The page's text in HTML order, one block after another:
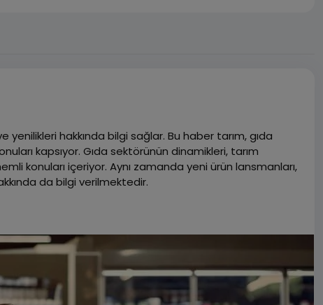
hakkında bilgi sağlar. Bu haber tarım, gıda
kapsıyor. Gıda sektörünün dinamikleri, tarım
konuları içeriyor. Aynı zamanda yeni ürün lansmanları,
da bilgi verilmektedir.
tüketici farkındalığını artırmasına ve sektördeki
profesyonelleri, tüketiciler ve endüstri analistleri için